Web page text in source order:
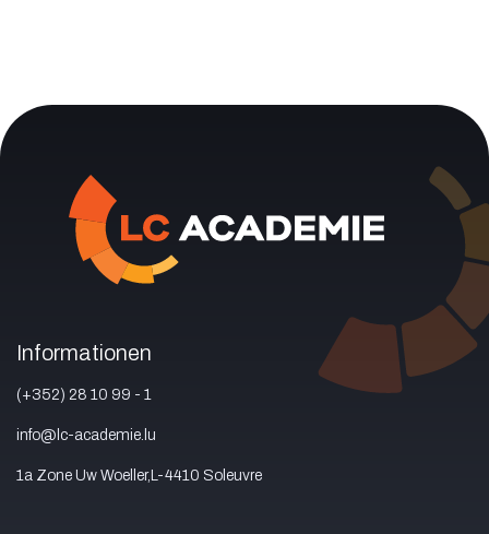
Informationen
(+352) 28 10 99 - 1
info@lc-academie.lu
1a Zone Uw Woeller,L-4410 Soleuvre